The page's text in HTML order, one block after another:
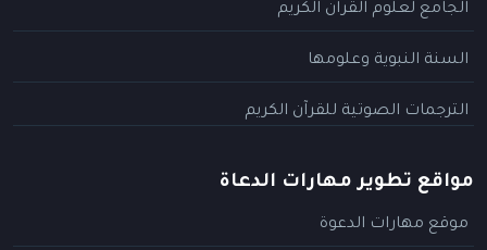
الجامع لعلوم القرآن الكريم
السنة النبوية وعلومها
الترجمات الصوتية للقرآن الكريم
مواقع تطوير مهارات الدعاة
موقع مهارات الدعوة